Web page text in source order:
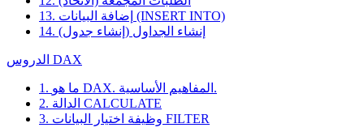
13. إضافة البيانات (INSERT INTO)
14. إنشاء الجداول (إنشاء جدول)
الدروس DAX
1. ما هو DAX. المفاهيم الأساسية.
2. الدالة CALCULATE
3. وظيفة اختيار البيانات FILTER